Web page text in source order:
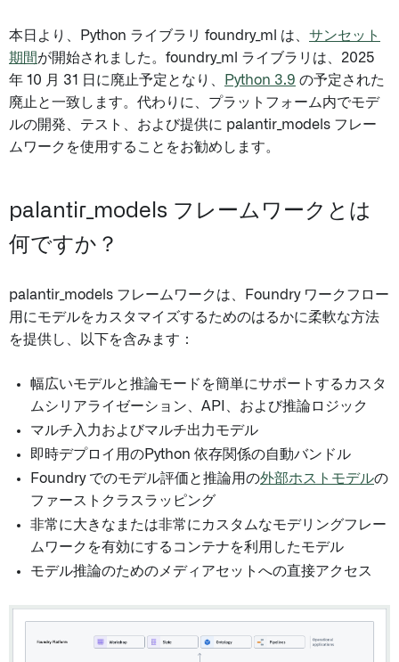
本日より、Python ライブラリ foundry_ml は、 サンセット
期間が開始されました。foundry_ml ライブラリは、2025
年 10 月 31 日に廃止予定となり、
Python 3.9 の予定された
廃止と一致します。代わりに、プラットフォーム内でモデ
ルの開発、テスト、および提供に palantir_models フレー
ムワークを使用することをお勧めします。
palantir_models フレームワークとは
何ですか？
palantir_models フレームワークは、Foundry ワークフロー
用にモデルをカスタマイズするためのはるかに柔軟な方法
を提供し、以下を含みます：
幅広いモデルと推論モードを簡単にサポートするカスタ
ムシリアライゼーション、API、および推論ロジック
マルチ入力およびマルチ出力モデル
即時デプロイ用のPython 依存関係の自動バンドル
Foundry でのモデル評価と推論用の外部ホストモデルの
ファーストクラスラッピング
非常に大きなまたは非常にカスタムなモデリングフレー
ムワークを有効にするコンテナを利用したモデル
モデル推論のためのメディアセットへの直接アクセス